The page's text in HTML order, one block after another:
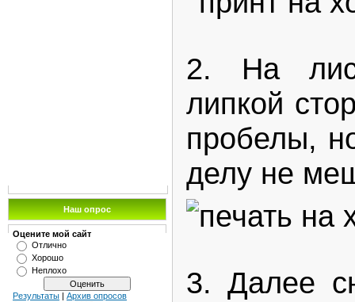
Наш опрос
Оцените мой сайт
Отлично
Хорошо
Неплохо
Результаты | Архив опросов
2. На
липкой
пробелы,
делу не
3. Далее